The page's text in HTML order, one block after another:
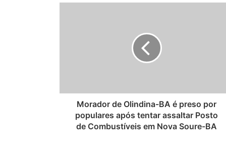
Morador de Olindina-BA é preso por
populares após tentar assaltar Posto
de Combustíveis em Nova Soure-BA